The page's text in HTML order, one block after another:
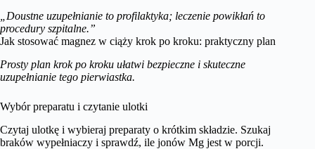
„Doustne uzupełnianie to profilaktyka; leczenie powikłań to
procedury szpitalne.”
Jak stosować magnez w ciąży krok po kroku: praktyczny plan
Prosty plan krok po kroku ułatwi bezpieczne i skuteczne
uzupełnianie tego pierwiastka.
Wybór preparatu i czytanie ulotki
Czytaj ulotkę i wybieraj preparaty o krótkim składzie. Szukaj
braków wypełniaczy i sprawdź, ile jonów Mg jest w porcji.